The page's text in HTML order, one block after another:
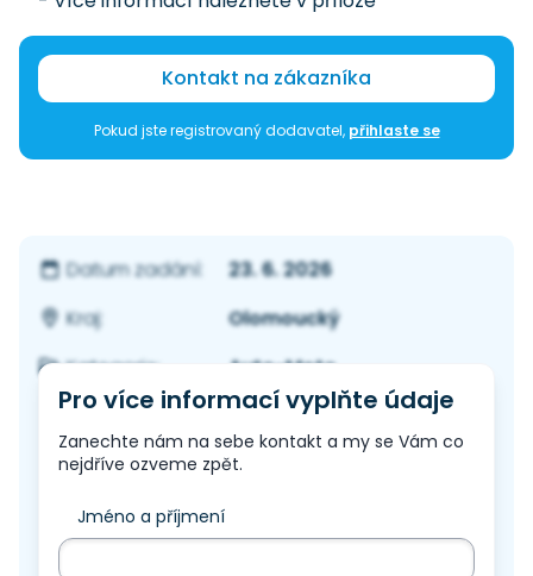
Kontakt na zákazníka
Pokud jste registrovaný dodavatel, přihlaste se
Datum zadání:
23. 6. 2026
Kraj:
Olomoucký
Kategorie:
Auto-Moto
Pro více informací vyplňte údaje
Zanechte nám na sebe kontakt a my se Vám co
nejdříve ozveme zpět.
Jméno a příjmení